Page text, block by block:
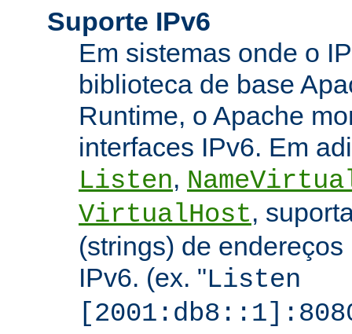
Suporte IPv6
Em sistemas onde o
biblioteca de base
Runtime, o Apache
interfaces IPv6. Em
Listen,
VirtualHost,
(strings) de
IPv6. (ex. "Listen